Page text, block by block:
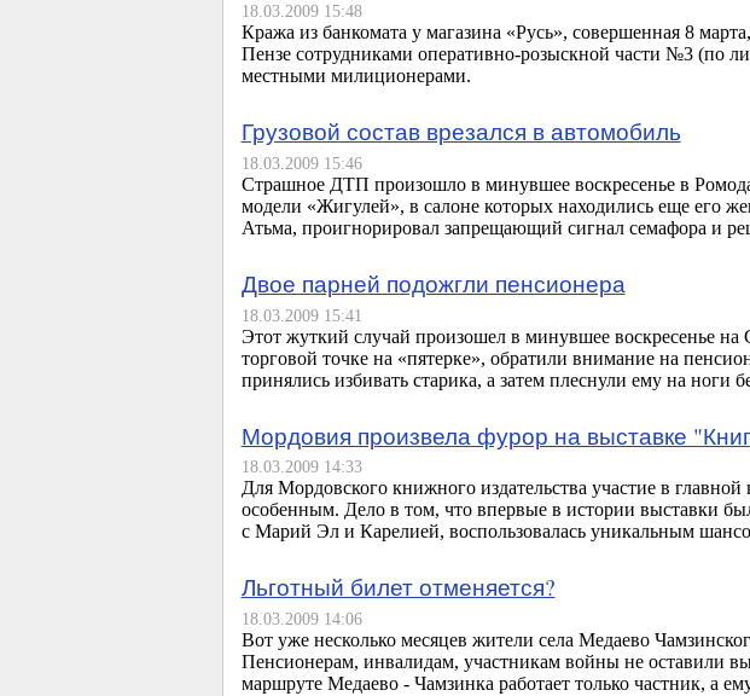
18.03.2009 15:48
Кража из банкомата у магазина «Русь», совершенная 8
Пензе сотрудниками оперативно-розыскной части №3 (по
местными милиционерами.
Грузовой состав врезался в автомобиль
18.03.2009 15:46
Страшное ДТП произошло в минувшее воскресенье в
модели «Жигулей», в салоне которых находились еще его
Атьма, проигнорировал запрещающий сигнал семафора и
Двое парней подожгли пенсионера
18.03.2009 15:41
Этот жуткий случай произошел в минувшее воскресенье на
торговой точке на «пятерке», обратили внимание на
принялись избивать старика, а затем плеснули ему на ноги
Мордовия произвела фурор на выставке
18.03.2009 14:33
Для Мордовского книжного издательства участие в
особенным. Дело в том, что впервые в истории выставки
с Марий Эл и Карелией, воспользовалась уникальным
Льготный билет отменяется?
18.03.2009 14:06
Вот уже несколько месяцев жители села Медаево
Пенсионерам, инвалидам, участникам войны не оставили
маршруте Медаево - Чамзинка работает только частник, а